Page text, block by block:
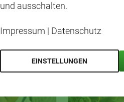
und ausschalten.
Impressum | Datenschutz
EINSTELLUNGEN